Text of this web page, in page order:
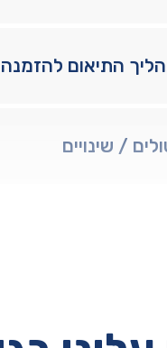
התיאום
/ שינויים